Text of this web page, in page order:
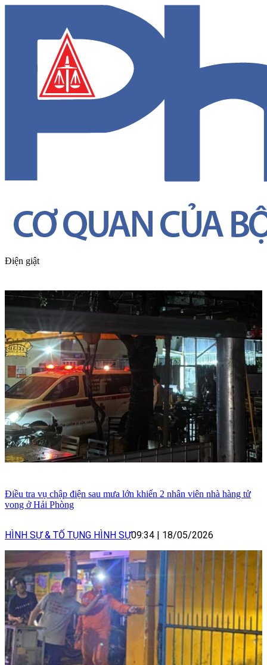
Điện giật
Điều tra vụ chập điện sau mưa lớn khiến 2 nhân viên nhà hàng tử
vong ở Hải Phòng
HÌNH SỰ & TỐ TỤNG HÌNH SỰ09:34 | 18/05/2026